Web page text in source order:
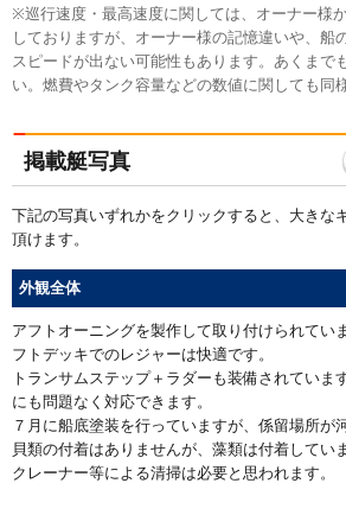
※巡行速度・最高速度に関しては、オーナー様
しておりますが、オーナー様の記憶違いや、船
スピードが出ない可能性もあります。あくまで
い。燃費やタンク容量などの数値に関しても同
掲載艇写真
下記の写真いずれかをクリックすると、大きな
頂けます。
外観全体
アフトオーニングを製作して取り付けられてい
フトデッキでのレジャーは快適です。
トランサムステップ＋ラダーも装備されていま
にも問題なく対応できます。
７月に船底塗装を行っていますが、係留場所が
貝類の付着はありませんが、藻類は付着してい
クレーナー等による清掃は必要と思われます。